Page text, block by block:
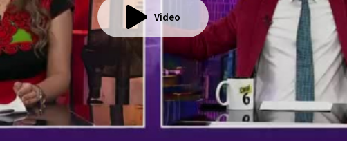
Video